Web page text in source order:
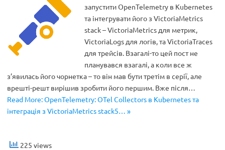
запустити OpenTelemetry в Kubernetes
та інтегрувати його з VictoriaMetrics
stack – VictoriaMetrics для метрик,
VictoriaLogs для логів, та VictoriaTraces
для трейсів. Взагалі-то цей пост не
планувався взагалі, а коли все ж
з’явилась його чорнетка – то він мав бути третім в серії, але
врешті-решт вирішив зробити його першим. Вже після…
Read More: OpenTelemetry: OTel Collectors в Kubernetes та
інтеграція з VictoriaMetrics stack5… »
225 views